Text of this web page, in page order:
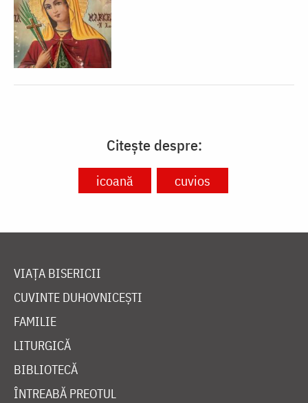
Citește despre:
icoană cuvios
VIAȚA BISERICII
CUVINTE DUHOVNICEȘTI
FAMILIE
LITURGICĂ
BIBLIOTECĂ
ÎNTREABĂ PREOTUL